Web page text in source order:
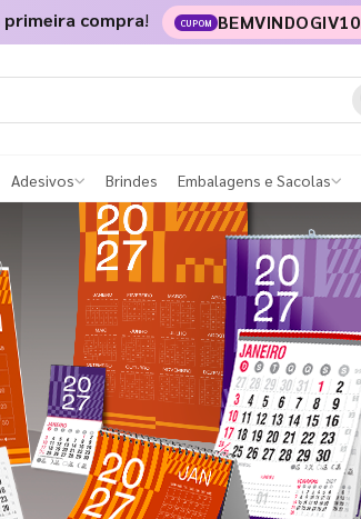
primeira compra! CUPOM BEMVINDOGIV10
Adesivos Brindes Embalagens e Sacolas